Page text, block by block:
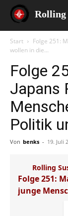
Rolling
Start
Folge 251:
wollen in die...
Folge
Japans
Politik
Von benks - 19. Juli